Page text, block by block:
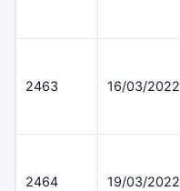
2463 16/03/2022
2464 19/03/2022